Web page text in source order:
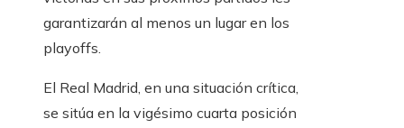
garantizarán al menos un lugar en los
playoffs.
El Real Madrid, en una situación crítica,
se sitúa en la vigésimo cuarta posición